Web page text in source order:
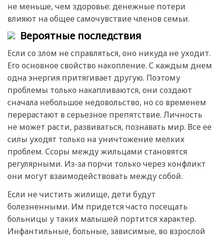
не меньше, чем здоровье: денежные потери
влияют на общее самочувствие членов семьи.
Вероятные последствия
Если со злом не справляться, оно никуда не уходит.
Его основное свойство накопление. С каждым днем
одна энергия притягивает другую. Поэтому
проблемы только накапливаются, они создают
сначала небольшое недовольство, но со временем
перерастают в серьезное препятствие. Личность
не может расти, развиваться, познавать мир. Все ее
силы уходят только на уничтожение мелких
проблем. Ссоры между жильцами становятся
регулярными. Из-за порчи только через конфликт
они могут взаимодействовать между собой.
Если не чистить жилище, дети будут
болезненными. Им придется часто посещать
больницы у таких малышей портится характер.
Инфантильные, больные, зависимые, во взрослой